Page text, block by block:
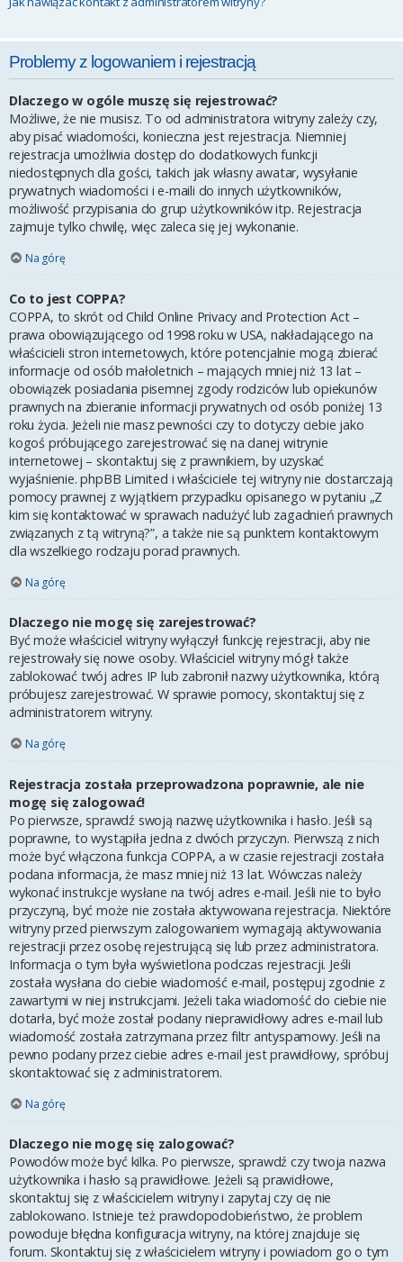
Problemy z logowaniem i rejestracją
Dlaczego w ogóle muszę się rejestrować?
Możliwe, że nie musisz. To od administratora witryny zależy czy,
aby pisać wiadomości, konieczna jest rejestracja. Niemniej
rejestracja umożliwia dostęp do dodatkowych funkcji
niedostępnych dla gości, takich jak własny awatar, wysyłanie
prywatnych wiadomości i e-maili do innych użytkowników,
możliwość przypisania do grup użytkowników itp. Rejestracja
zajmuje tylko chwilę, więc zaleca się jej wykonanie.
Na górę
Co to jest COPPA?
COPPA, to skrót od Child Online Privacy and Protection Act –
prawa obowiązującego od 1998 roku w USA, nakładającego na
właścicieli stron internetowych, które potencjalnie mogą zbierać
informacje od osób małoletnich – mających mniej niż 13 lat –
obowiązek posiadania pisemnej zgody rodziców lub opiekunów
prawnych na zbieranie informacji prywatnych od osób poniżej 13
roku życia. Jeżeli nie masz pewności czy to dotyczy ciebie jako
kogoś próbującego zarejestrować się na danej witrynie
internetowej – skontaktuj się z prawnikiem, by uzyskać
wyjaśnienie. phpBB Limited i właściciele tej witryny nie dostarczają
pomocy prawnej z wyjątkiem przypadku opisanego w pytaniu „Z
kim się kontaktować w sprawach nadużyć lub zagadnień prawnych
związanych z tą witryną?”, a także nie są punktem kontaktowym
dla wszelkiego rodzaju porad prawnych.
Na górę
Dlaczego nie mogę się zarejestrować?
Być może właściciel witryny wyłączył funkcję rejestracji, aby nie
rejestrowały się nowe osoby. Właściciel witryny mógł także
zablokować twój adres IP lub zabronił nazwy użytkownika, którą
próbujesz zarejestrować. W sprawie pomocy, skontaktuj się z
administratorem witryny.
Na górę
Rejestracja została przeprowadzona poprawnie, ale nie
mogę się zalogować!
Po pierwsze, sprawdź swoją nazwę użytkownika i hasło. Jeśli są
poprawne, to wystąpiła jedna z dwóch przyczyn. Pierwszą z nich
może być włączona funkcja COPPA, a w czasie rejestracji została
podana informacja, że masz mniej niż 13 lat. Wówczas należy
wykonać instrukcje wysłane na twój adres e-mail. Jeśli nie to było
przyczyną, być może nie została aktywowana rejestracja. Niektóre
witryny przed pierwszym zalogowaniem wymagają aktywowania
rejestracji przez osobę rejestrującą się lub przez administratora.
Informacja o tym była wyświetlona podczas rejestracji. Jeśli
została wysłana do ciebie wiadomość e-mail, postępuj zgodnie z
zawartymi w niej instrukcjami. Jeżeli taka wiadomość do ciebie nie
dotarła, być może został podany nieprawidłowy adres e-mail lub
wiadomość została zatrzymana przez filtr antyspamowy. Jeśli na
pewno podany przez ciebie adres e-mail jest prawidłowy, spróbuj
skontaktować się z administratorem.
Na górę
Dlaczego nie mogę się zalogować?
Powodów może być kilka. Po pierwsze, sprawdź czy twoja nazwa
użytkownika i hasło są prawidłowe. Jeżeli są prawidłowe,
skontaktuj się z właścicielem witryny i zapytaj czy cię nie
zablokowano. Istnieje też prawdopodobieństwo, że problem
powoduje błędna konfiguracja witryny, na której znajduje się
forum. Skontaktuj się z właścicielem witryny i powiadom go o tym